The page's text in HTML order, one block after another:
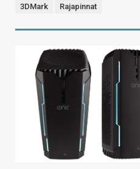
3DMark Rajapinnat